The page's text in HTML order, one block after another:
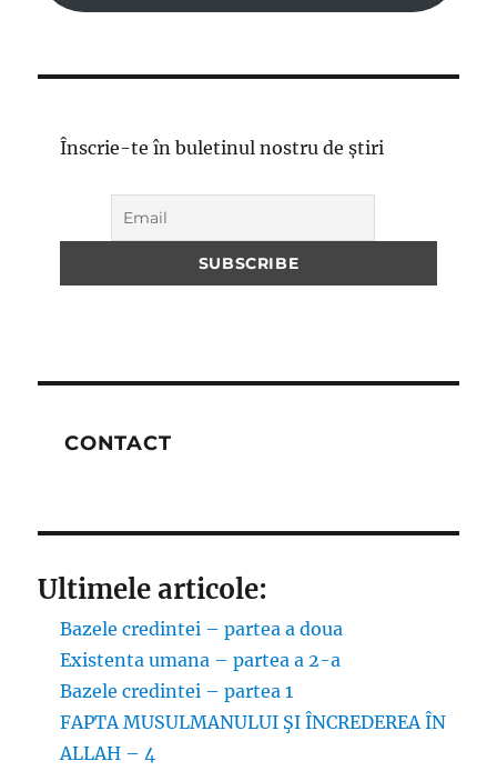
Înscrie-te în buletinul nostru de știri
CONTACT
Ultimele articole:
Bazele credintei – partea a doua
Existenta umana – partea a 2-a
Bazele credintei – partea 1
FAPTA MUSULMANULUI ŞI ÎNCREDEREA ÎN
ALLAH – 4